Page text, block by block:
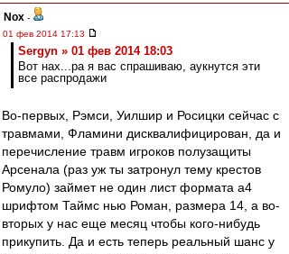
Nox -
01 фев 2014 17:13
Sergyn » 01 фев 2014 18:03
Вот нах...ра я вас спрашиваю, аукнутся эти
все распродажи
Во-первых, Рэмси, Уилшир и Росицки сейчас с
травмами, Фламини дисквалифицирован, да и
перечисление травм игроков полузащиты
Арсенала (раз уж ты затронул тему крестов
Ромуло) займет не один лист формата а4
шрифтом Таймс нью Роман, размера 14, а во-
вторых у нас еще месяц чтобы кого-нибудь
прикупить. Да и есть теперь реальный шанс у